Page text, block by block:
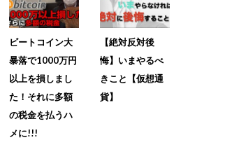
ビートコイン大
暴落で1000万円
以上を損しまし
た！それに多額
の税金を払うハ
メに!!!
【絶対反対後
悔】いまやるべ
きこと【仮想通
貨】